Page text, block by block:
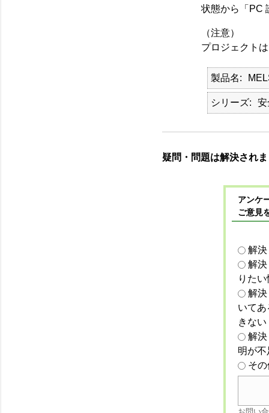
状態から「PC
（注意）
プロジェクト
製品名
シリーズ 安
疑問・問題は解決され
アンケ
ご意見
解
解
りた
解
いて
きない
解
明が
そ